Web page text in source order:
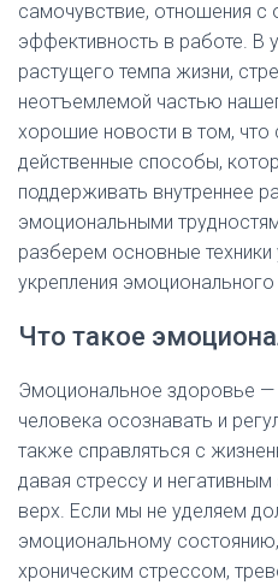
самочувствие, отношения
эффективность в работе. В
растущего темпа жизни,
неотъемлемой частью
хорошие новости в том, что
действенные способы,
поддерживать внутреннее
эмоциональными
разберем основные
укрепления
Что такое
Эмоциональное здоровье —
человека осознавать и
также справляться с
давая стрессу и
верх. Если мы не уделяем
эмоциональному
хроническим стрессом,